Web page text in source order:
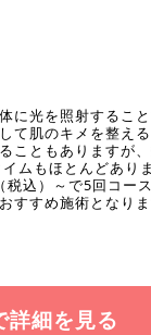
に光を照射するこ
て肌のキメを整え
こともありますが
ムもほとんどあり
込）～で5回コー
すすめ施術となりま
詳細を見る